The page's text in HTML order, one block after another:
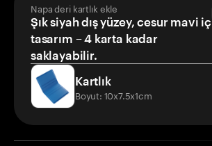
Napa deri kartlık ekle
Şık siyah dış yüzey, cesur mavi iç
tasarım – 4 karta kadar
saklayabilir.
Kartlık
Boyut: 10x7.5x1cm